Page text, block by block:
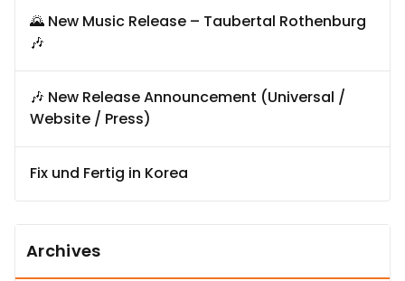
🌄 New Music Release – Taubertal Rothenburg
🎶
🎶 New Release Announcement (Universal /
Website / Press)
Fix und Fertig in Korea
Archives